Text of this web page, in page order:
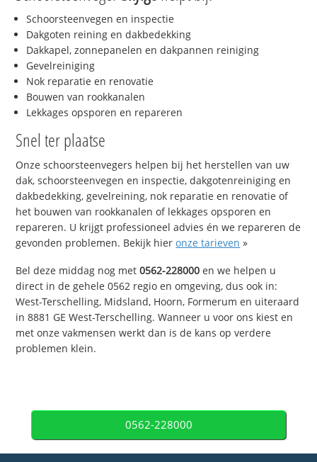
Schoorsteenvegen en inspectie
Dakgoten reining en dakbedekking
Dakkapel, zonnepanelen en dakpannen reiniging
Gevelreiniging
Nok reparatie en renovatie
Bouwen van rookkanalen
Lekkages opsporen en repareren
Snel ter plaatse
Onze schoorsteenvegers helpen bij het herstellen van uw
dak, schoorsteenvegen en inspectie, dakgotenreiniging en
dakbedekking, gevelreining, nok reparatie en renovatie of
het bouwen van rookkanalen of lekkages opsporen en
repareren. U krijgt professioneel advies én we repareren de
gevonden problemen. Bekijk hieronze tarieven »
Bel deze middag nog met0562-228000 en we helpen u
direct in de gehele 0562 regio en omgeving, dus ook in:
West-Terschelling, Midsland, Hoorn, Formerum en uiteraard
in 8881 GE West-Terschelling. Wanneer u voor ons kiest en
met onze vakmensen werkt dan is de kans op verdere
problemen klein.
0562-228000